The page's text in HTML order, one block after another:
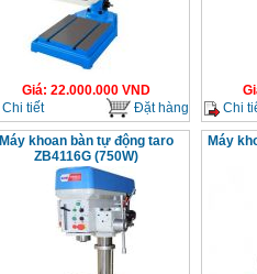
Giá: 22.000.000 VND
Chi tiết
Đặt hàng
Chi
Máy khoan bàn tự động taro
ZB4116G (750W)
Máy